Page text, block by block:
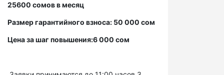
25600 сомов в месяц
Размер гарантийного взноса: 50 000 сом
Цена за шаг повышения:6 000 сом